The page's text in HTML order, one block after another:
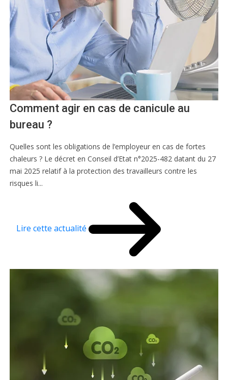
Comment agir en cas de canicule au
bureau ?
Quelles sont les obligations de l’employeur en cas de fortes
chaleurs ? Le décret en Conseil d’Etat n°2025-482 datant du 27
mai 2025 relatif à la protection des travailleurs contre les
risques li...
Lire cette actualité